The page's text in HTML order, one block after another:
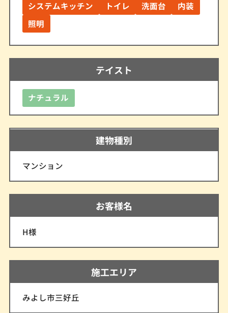
システムキッチン トイレ 洗面台
内装
照明
テイスト
ナチュラル
建物種別
マンション
お客様名
H様
施工エリア
みよし市三好丘